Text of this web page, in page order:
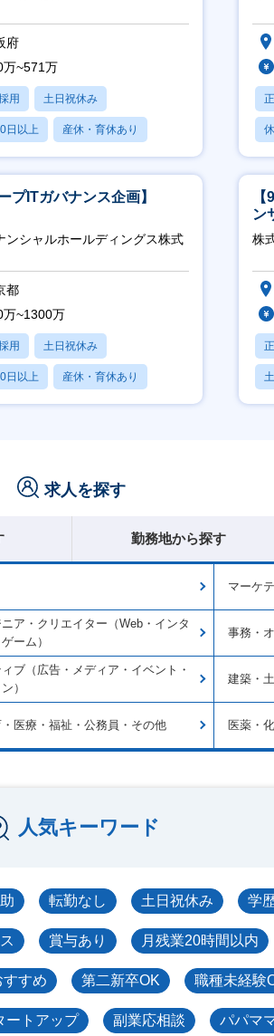
府
万~571万
用 土日祝休み
日以上 産休・育休あり
プITガバナンス企画】
ンシャルホールディングス株式
都
万~1300万
用 土日祝休み
日以上 産休・育休あり
ン
ー
株
求人を探す
勤務地から探す
マーケ
ア・クリエイター（Web・インタ
ーム）
事務・
ブ（広告・メディア・イベント・
）
建築・
医療・福祉・公務員・その他 医薬・
人気キーワード
転勤なし 土日祝休み 学
賞与あり 月残業20時間以内
すめ 第二新卒OK 職種未経験
ートアップ 副業応相談 パパマ